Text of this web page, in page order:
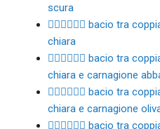
scura
👨🏻‍❤️‍💋‍👨🏻 bacio tra
chiara
👨🏻‍❤️‍💋‍👨🏼 bacio tra
chiara e carnagione
👨🏻‍❤️‍💋‍👨🏽 bacio tra
chiara e carnagione
👨🏻‍❤️‍💋‍👨🏾 bacio tra